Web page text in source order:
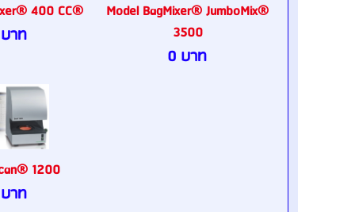
400 CC®
าท
Model BagMixer® JumboMix®
3500
0 บาท
1200
าท